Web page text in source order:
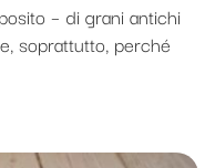
– di grani antichi
soprattutto, perché